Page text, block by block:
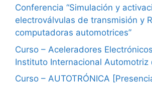
Conferencia “Simulación y
electroválvulas de transmisión y
computadoras automotrices”
Curso – Aceleradores
Instituto Internacional Automotriz
Curso – AUTOTRÓNICA